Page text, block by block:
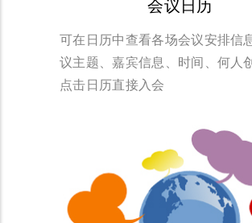
会议日历
可在日历中查看各场会议安排信
议主题、嘉宾信息、时间、何人
点击日历直接入会